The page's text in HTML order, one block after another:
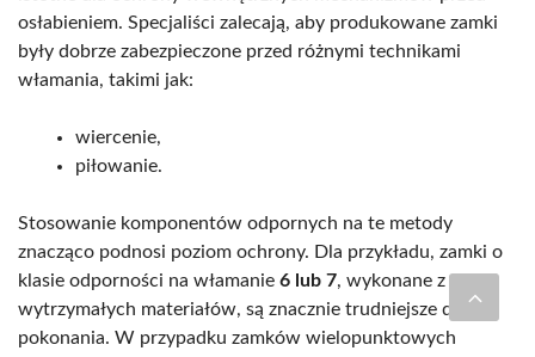
osłabieniem. Specjaliści zalecają, aby produkowane zamki
były dobrze zabezpieczone przed różnymi technikami
włamania, takimi jak:
wiercenie,
piłowanie.
Stosowanie komponentów odpornych na te metody
znacząco podnosi poziom ochrony. Dla przykładu, zamki o
klasie odporności na włamanie 6 lub 7, wykonane z
wytrzymałych materiałów, są znacznie trudniejsze do
pokonania. W przypadku zamków wielopunktowych